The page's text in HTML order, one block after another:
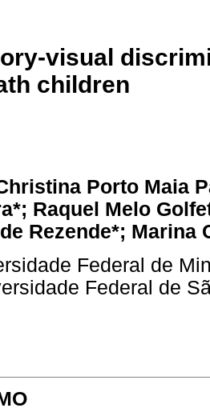
visual
children
Porto Maia
Raquel Melo
Rezende*; Marina
Federal de
Federal de